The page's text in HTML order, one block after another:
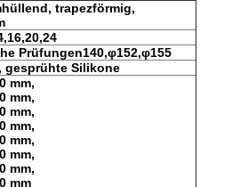
trapezförmig,
Prüfungen140,φ152,φ155
gesprühte Silikone
mm,
mm,
mm,
mm,
mm,
mm,
mm,
mm